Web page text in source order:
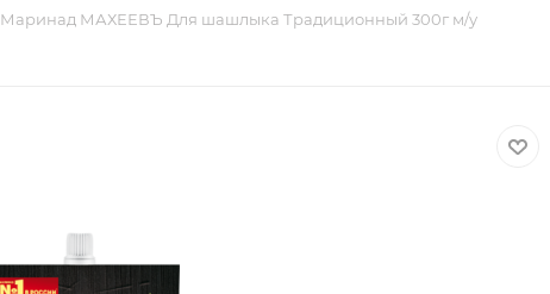
Маринад МАХЕЕВЪ Для шашлыка Традиционный 300г м/у